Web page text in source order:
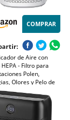
COMPRAR
de Aire con
- Filtro para
Polen,
Olores y Pelo de
con Esponja de
7.2W y 3
Silencioso
Mejorada